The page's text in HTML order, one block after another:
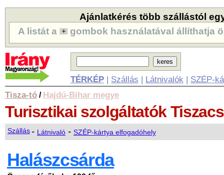
Ajánlatkérés több szállástól
A listát a
gombok használatával állíthatja
TÉRKÉP| Szállás | Látnivalók | SZÉP-
Tisza-tó / Hajdú-Bihar megye
Turisztikai szolgáltatók
Szállás- Látnivaló - SZÉP-kártya elfogadóhely
Halászcsárda